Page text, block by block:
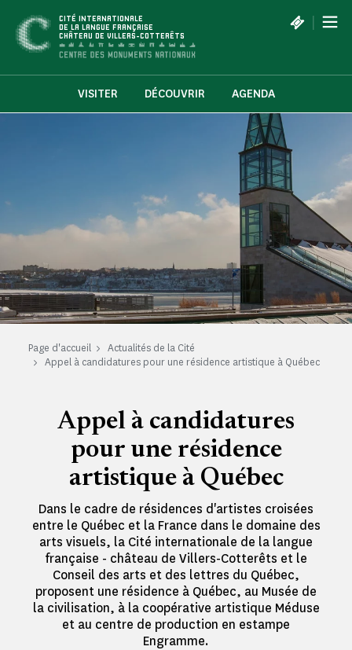
CITÉ INTERNATIONALE
DE LA LANGUE FRANÇAISE
CHÂTEAU DE VILLERS-COTTERÊTS
|
VISITER DÉCOUVRIR AGENDA
Page d'accueil
Actualités de la Cité
Appel à candidatures pour une résidence artistique à Québec
Appel à candidatures
pour une résidence
artistique à Québec
Dans le cadre de résidences d'artistes croisées
entre le Québec et la France dans le domaine des
arts visuels, la Cité internationale de la langue
française - château de Villers-Cotterêts et le
Conseil des arts et des lettres du Québec,
proposent une résidence à Québec, au Musée de
la civilisation, à la coopérative artistique Méduse
et au centre de production en estampe
Engramme.